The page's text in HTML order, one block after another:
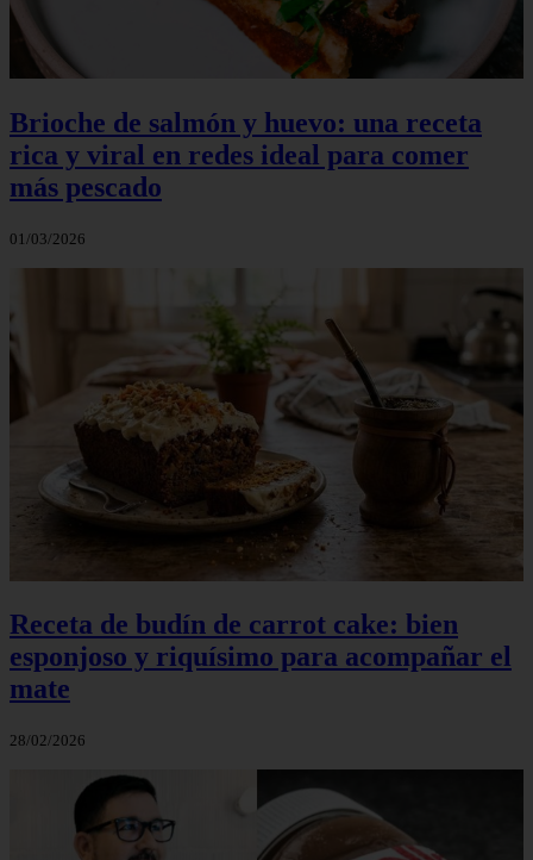
Brioche de salmón y huevo: una receta
rica y viral en redes ideal para comer
más pescado
01/03/2026
Receta de budín de carrot cake: bien
esponjoso y riquísimo para acompañar el
mate
28/02/2026